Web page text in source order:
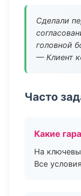
Сделали
головной
— Клиент
Часто
Какие
На
Все